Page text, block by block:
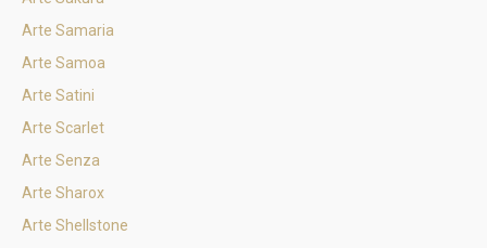
Arte Samaria
Arte Samoa
Arte Satini
Arte Scarlet
Arte Senza
Arte Sharox
Arte Shellstone